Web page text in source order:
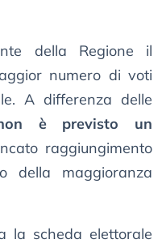
della Regione il
numero di voti
A differenza delle
è previsto un
raggiungimento
maggioranza
la scheda elettorale